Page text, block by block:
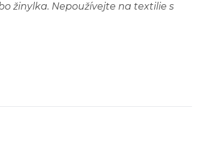
žinylka. Nepoužívejte na textilie s